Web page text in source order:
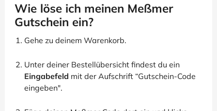
Wie löse ich meinen Meßmer
Gutschein ein?
Gehe zu deinem Warenkorb.
Unter deiner Bestellübersicht findest du ein
Eingabefeld mit der Aufschrift “Gutschein-Code
eingeben".